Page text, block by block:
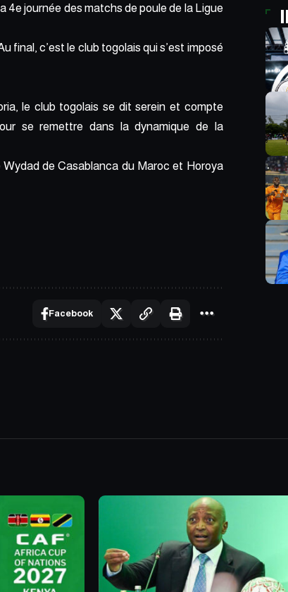
4e journée des matchs de poule de la Ligue
final,c’est le club togolais qui s’est imposé
le club togolais se dit serein et compte
se remettre dans la dynamique de la
de Casablanca du Maroc et Horoya
Facebook